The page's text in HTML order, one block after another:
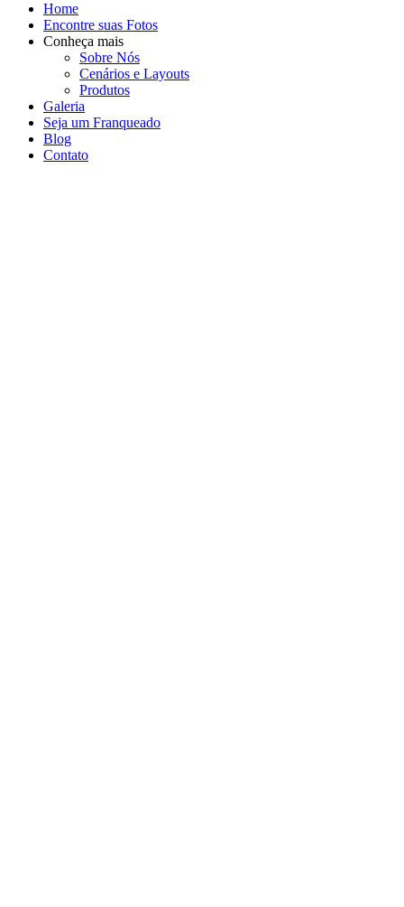
Home
Encontre suas Fotos
Conheça mais
Sobre Nós
Cenários e Layouts
Produtos
Galeria
Seja um Franqueado
Blog
Contato